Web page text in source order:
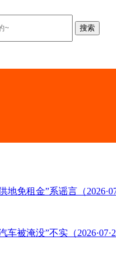
免租金”系谣言（
被淹没”不实（